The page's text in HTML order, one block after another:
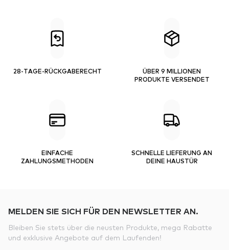
28-TAGE-RÜCKGABERECHT
ÜBER 9 MILLIONEN
PRODUKTE VERSENDET
EINFACHE
ZAHLUNGSMETHODEN
SCHNELLE LIEFERUNG AN
DEINE HAUSTÜR
MELDEN SIE SICH FÜR DEN NEWSLETTER AN.
Bleiben Sie stets über die neusten Produkte, mega Rabatte
und exklusive Angebote auf dem Laufenden!